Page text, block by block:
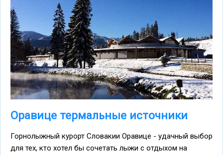
Оравице термальные источники
Горнолыжный курорт Словакии Оравице - удачный выбор
для тех, кто хотел бы сочетать лыжи с отдыхом на